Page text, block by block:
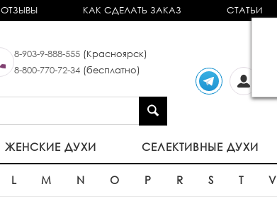
ОТЗЫВЫ КАК СДЕЛАТЬ ЗАКАЗ СТАТЬИ
8-903-9-888-555 (Красноярск)
8-800-770-72-34 (бесплатно)
ЖЕНСКИЕ ДУХИ СЕЛЕКТИВНЫЕ ДУХИ
L M N O P R S T V